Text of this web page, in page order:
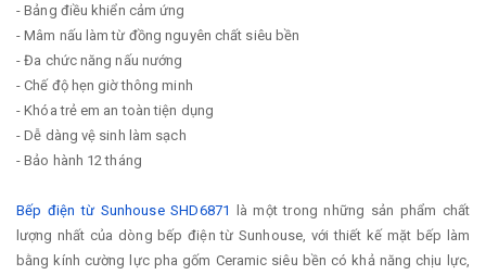
- Bảng điều khiển cảm ứng
- Mâm nấu làm từ đồng nguyên chất siêu bền
- Đa chức năng nấu nướng
- Chế độ hẹn giờ thông minh
- Khóa trẻ em an toàn tiện dụng
- Dễ dàng vệ sinh làm sạch
- Bảo hành 12 tháng
Bếp điện từ Sunhouse SHD6871 là một trong những sản phẩm chất
lượng nhất của dòng bếp điện từ Sunhouse, với thiết kế mặt bếp làm
bằng kính cường lực pha gốm Ceramic siêu bền có khả năng chịu lực,